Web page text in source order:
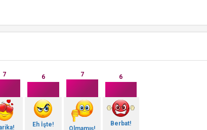
7 6
Eh İşte!
7
Olmamış!
6
Berbat!